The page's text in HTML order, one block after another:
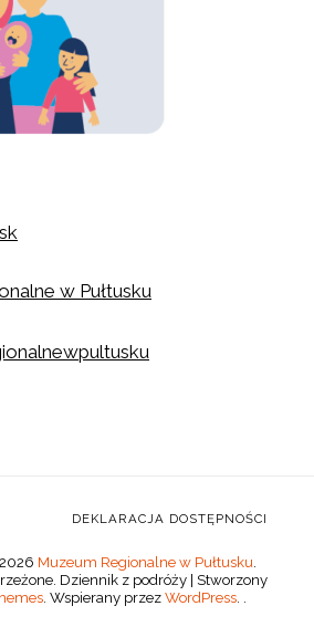
w Pułtusku
Muzeum Regionalne w Pułtusku
Dziennik z podróży | Stworzony
. Wspierany przez WordPress
DEKLARACJA DOSTĘPNOŚCI